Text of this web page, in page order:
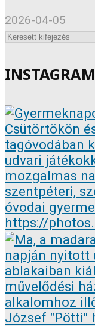
2026-04-05
INSTAGRAM